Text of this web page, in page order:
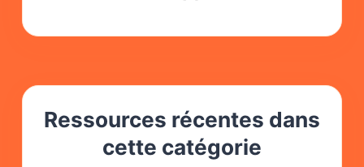
Ressources récentes dans
cette catégorie